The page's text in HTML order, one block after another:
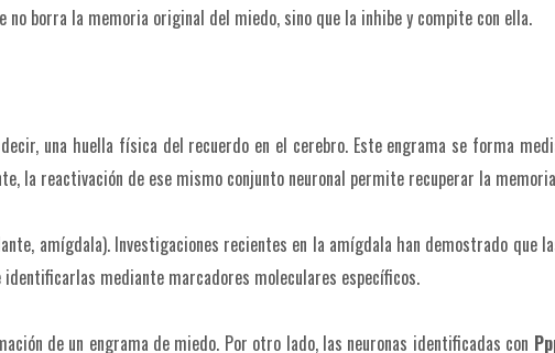
no borra la memoria original del miedo, sino que la inhibe y compite con ella.
una huella física del recuerdo en el cerebro. Este engrama se forma
la reactivación de ese mismo conjunto neuronal permite recuperar la
amígdala). Investigaciones recientes en la amígdala han demostrado que
mediante marcadores moleculares específicos.
de un engrama de miedo. Por otro lado, las neuronas identificadas con